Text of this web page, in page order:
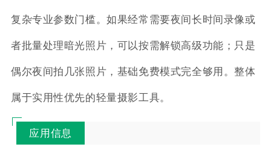
复杂专业参数门槛。如果经常需要夜间长时间录像或
者批量处理暗光照片，可以按需解锁高级功能；只是
偶尔夜间拍几张照片，基础免费模式完全够用。整体
属于实用性优先的轻量摄影工具。
应用信息